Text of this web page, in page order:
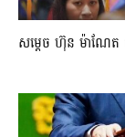
សម្តេច ហ៊ុន ម៉ាណែ